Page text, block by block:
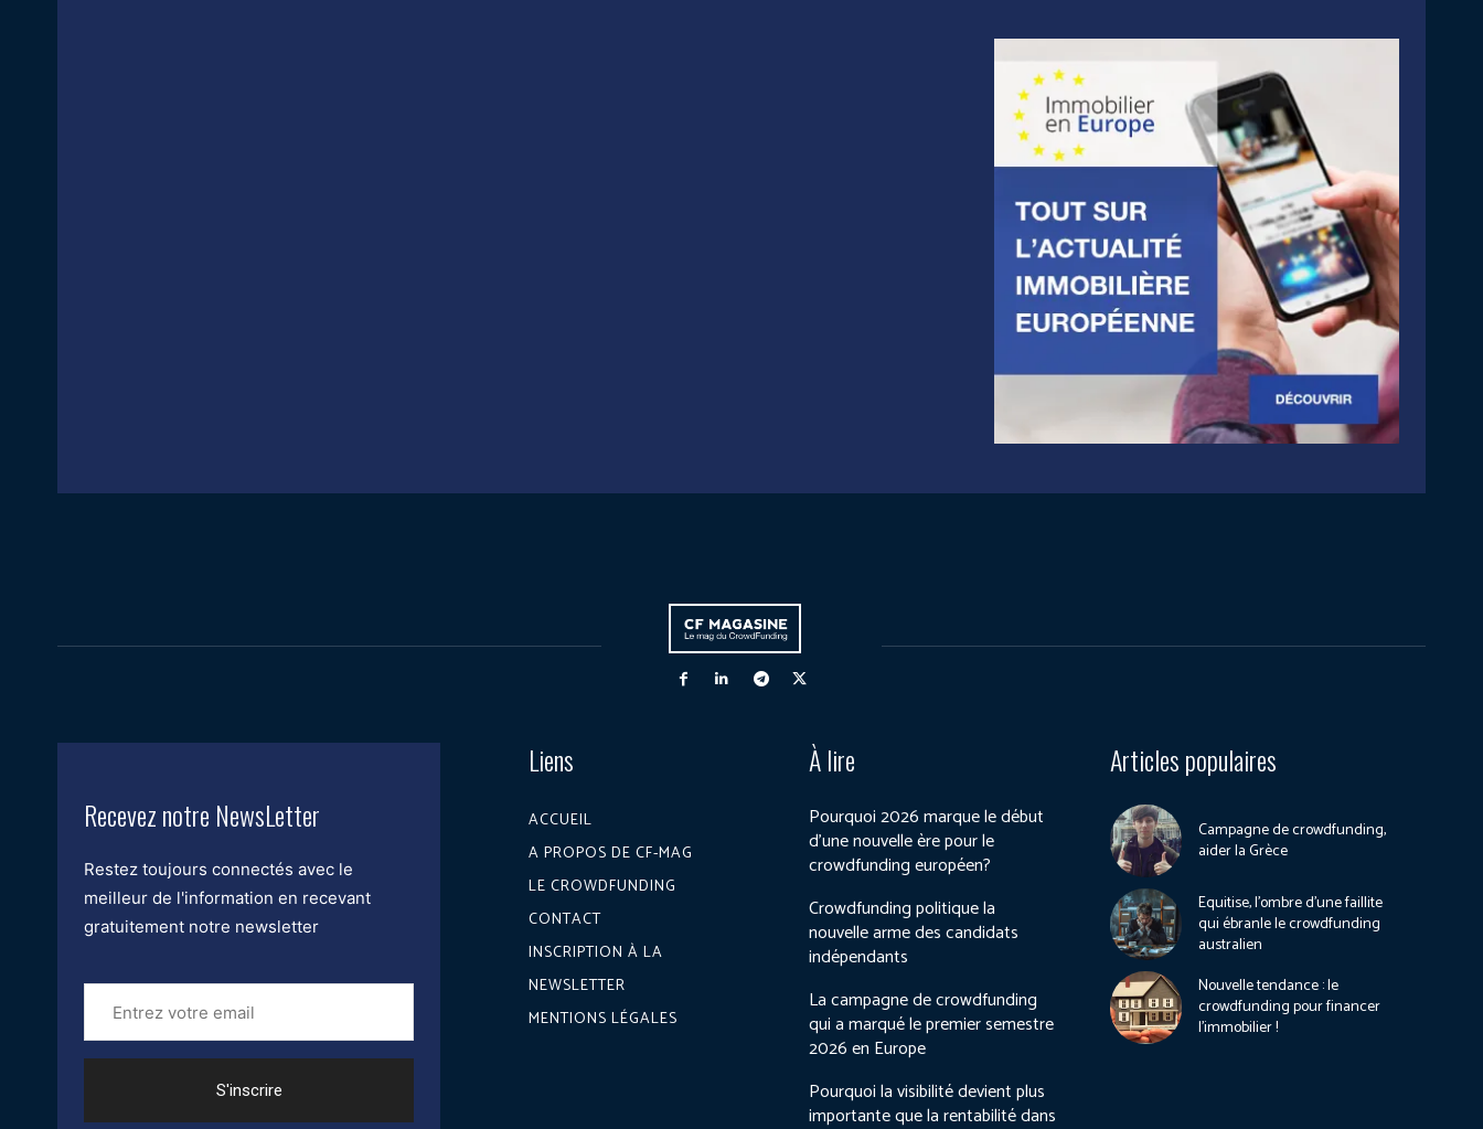
Recevez notre NewsLetter
Restez toujours connectés avec le
meilleur de l'information en recevant
gratuitement notre newsletter
Entrez
votre
email
Liens
ACCUEIL
A PROPOS DE CF-MAG
LE CROWDFUNDING
CONTACT
INSCRIPTION À LA
NEWSLETTER
MENTIONS LÉGALES
À lire
Pourquoi 2026 marque le début
d’une nouvelle ère pour le
crowdfunding européen?
Crowdfunding politique la
nouvelle arme des candidats
indépendants
La campagne de crowdfunding
qui a marqué le premier semestre
2026 en Europe
Pourquoi la visibilité devient plus
importante que la rentabilité dans
Articles populaires
Campagne de crowdfunding,
aider la Grèce
Equitise, l’ombre d’une faillite
qui ébranle le crowdfunding
australien
Nouvelle tendance : le
crowdfunding pour financer
l’immobilier !